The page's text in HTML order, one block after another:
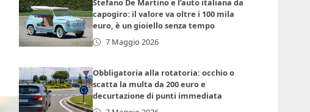
Stefano De Martino e l’auto italiana da
capogiro: il valore va oltre i 100 mila
euro, è un gioiello senza tempo
7 Maggio 2026
Obbligatoria alla rotatoria: occhio o
scatta la multa da 200 euro e
decurtazione di punti immediata